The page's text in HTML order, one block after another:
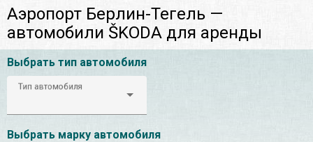
Аэропорт Берлин-Тегель —
автомобили ŠKODA для аренды
Выбрать тип автомобиля
Тип автомобиля
Выбрать марку автомобиля